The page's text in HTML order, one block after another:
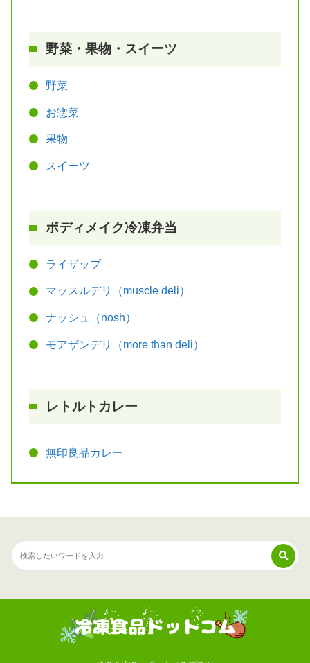
野菜・果物・スイーツ
野菜
お惣菜
果物
スイーツ
ボディメイク冷凍弁当
ライザップ
マッスルデリ（muscle deli）
ナッシュ（nosh）
モアザンデリ（more than deli）
レトルトカレー
無印良品カレー